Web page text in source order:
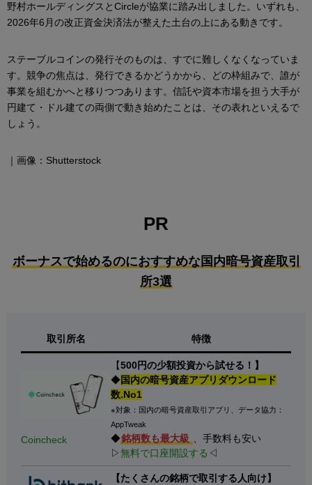
野村ホールディングスとCircleが協業に踏み出しました。いずれも、
2026年6月の改正資金決済法が整えた土台の上にある動きです。
ステーブルコインの発行そのものは、すでに難しくなくなっていま
す。競争の焦点は、発行できるかどうかから、どの枠組みで、誰が
事業を組むかへと移りつつあります。信託や資本市場を担う大手が
円建て・ドル建ての両側で動き始めたことは、その表れといえるで
しょう。
｜画像：Shutterstock
PR
ボーナスで始めるのにおすすめな国内暗号資産取引
所3選
取引所名 特徴
Coincheck
【500円の少額投資から試せる！】
◆国内の暗号資産アプリダウンロード
数.No1
※対象：国内の暗号資産取引アプリ、データ協力：
AppTweak
◆銘柄数も最大級 、手数料も安い
▷無料で口座開設する ◁
【たくさんの銘柄で取引する人向け】